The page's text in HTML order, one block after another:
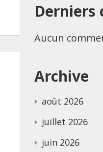
Derniers
Aucun
Archive
août 2026
juillet 2026
juin 2026